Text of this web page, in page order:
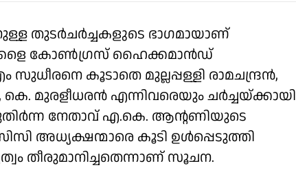
തുടർചർച്ചകളുടെ ഭാഗമായാണ്
കോൺഗ്രസ് ഹൈക്കമാൻഡ്
സുധീരനെ കൂടാതെ മുല്ലപ്പള്ളി രാമചന്ദ്രൻ,
മുരളീധരൻ എന്നിവരെയും ചർച്ചയ്ക്കായി
മുതിര്‍‌ന്ന നേതാവ് എ.കെ. ആന്റണിയുടെ
അധ്യക്ഷന്മാരെ കൂടി ഉൾപ്പെടുത്തി
തീരുമാനിച്ചതെന്നാണ് സൂചന.